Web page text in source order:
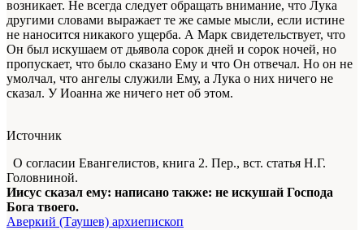
возникает. Не всегда следует обращать внимание, что Лука
другими словами выражает те же самые мысли, если истине
не наносится никакого ущерба. А Марк свидетельствует, что
Он был искушаем от дьявола сорок дней и сорок ночей, но
пропускает, что было сказано Ему и что Он отвечал. Но он не
умолчал, что ангелы служили Ему, а Лука о них ничего не
сказал. У Иоанна же ничего нет об этом.
Источник
О согласии Евангелистов, книга 2. Пер., вст. статья Н.Г.
Головниной.
Иисус сказал ему: написано также: не искушай Господа
Бога твоего.
Аверкий (Таушев) архиепископ